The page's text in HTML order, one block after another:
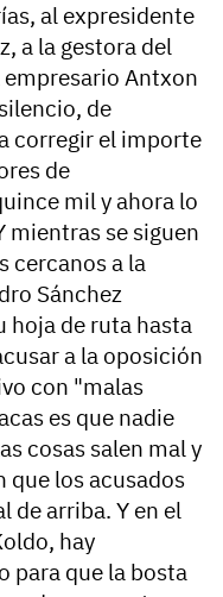
al expresidente
a la gestora del
empresario Antxon
de
corregir el importe
de
mil y ahora lo
mientras se siguen
cercanos a la
Sánchez
hoja de ruta hasta
a la oposición
con "malas
es que nadie
cosas salen mal y
que los acusados
de arriba. Y en el
hay
para que la bosta